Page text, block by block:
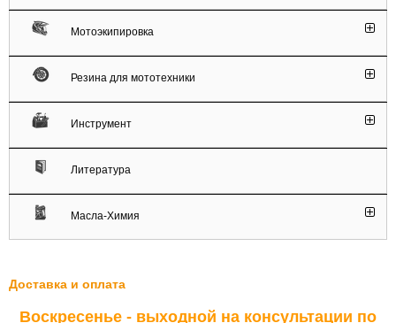
Мотоэкипировка
Резина для мототехники
Инструмент
Литература
Масла-Химия
Доставка и оплата
Воскресенье - выходной на консультации по